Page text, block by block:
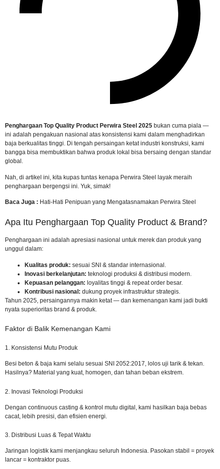
Penghargaan Top Quality Product Perwira Steel 2025 bukan cuma piala —
ini adalah pengakuan nasional atas konsistensi kami dalam menghadirkan
baja berkualitas tinggi. Di tengah persaingan ketat industri konstruksi, kami
bangga bisa membuktikan bahwa produk lokal bisa bersaing dengan standar
global.
Nah, di artikel ini, kita kupas tuntas kenapa Perwira Steel layak meraih
penghargaan bergengsi ini. Yuk, simak!
Baca Juga : Hati-Hati Penipuan yang Mengatasnamakan Perwira Steel
Apa Itu Penghargaan Top Quality Product & Brand?
Penghargaan ini adalah apresiasi nasional untuk merek dan produk yang
unggul dalam:
Kualitas produk: sesuai SNI & standar internasional.
Inovasi berkelanjutan: teknologi produksi & distribusi modern.
Kepuasan pelanggan: loyalitas tinggi & repeat order besar.
Kontribusi nasional: dukung proyek infrastruktur strategis.
Tahun 2025, persaingannya makin ketat — dan kemenangan kami jadi bukti
nyata superioritas brand & produk.
Faktor di Balik Kemenangan Kami
1. Konsistensi Mutu Produk
Besi beton & baja kami selalu sesuai SNI 2052:2017, lolos uji tarik & tekan.
Hasilnya? Material yang kuat, homogen, dan tahan beban ekstrem.
2. Inovasi Teknologi Produksi
Dengan continuous casting & kontrol mutu digital, kami hasilkan baja bebas
cacat, lebih presisi, dan efisien energi.
3. Distribusi Luas & Tepat Waktu
Jaringan logistik kami menjangkau seluruh Indonesia. Pasokan stabil = proyek
lancar = kontraktor puas.